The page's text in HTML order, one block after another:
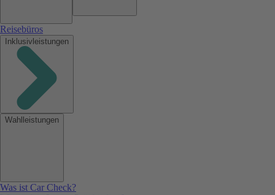
Reisebüros
Inklusivleistungen
Wahlleistungen
Was ist Car Check?